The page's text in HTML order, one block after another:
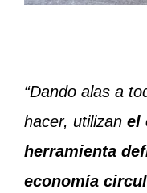
“Dando alas a
hacer, utilizan el
herramienta
economía